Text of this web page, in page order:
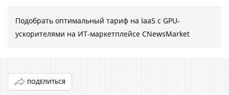
Подобрать оптимальный тариф на IaaS с GPU-
ускорителями на ИТ-маркетплейсе CNewsMarket
ПОДЕЛИТЬСЯ